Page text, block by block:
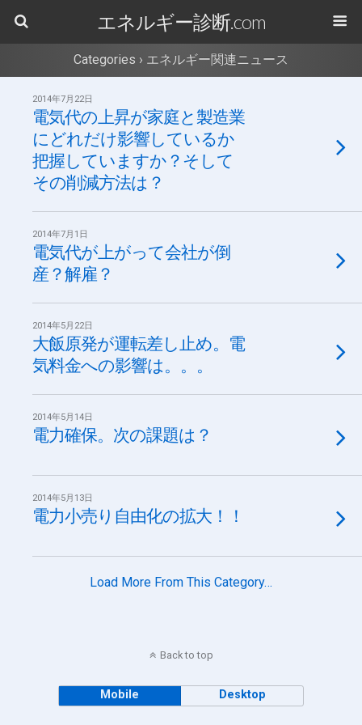
エネルギー診断.com
Categories › エネルギー関連ニュース
2014年7月22日
電気代の上昇が家庭と製造業
にどれだけ影響しているか
把握していますか？そして
その削減方法は？
2014年7月1日
電気代が上がって会社が倒
産？解雇？
2014年5月22日
大飯原発が運転差し止め。電
気料金への影響は。。。
2014年5月14日
電力確保。次の課題は？
2014年5月13日
電力小売り自由化の拡大！！
Load More From This Category…
Back to top
Mobile Desktop